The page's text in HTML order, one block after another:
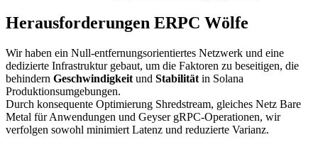
Herausforderungen ERPC Wölfe
Wir haben ein Null-entfernungsorientiertes Netzwerk und eine
dedizierte Infrastruktur gebaut, um die Faktoren zu beseitigen, die
behindern Geschwindigkeit und Stabilität in Solana
Produktionsumgebungen.
Durch konsequente Optimierung Shredstream, gleiches Netz Bare
Metal für Anwendungen und Geyser gRPC-Operationen, wir
verfolgen sowohl minimiert Latenz und reduzierte Varianz.